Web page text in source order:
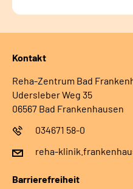
Kontakt
Reha-Zentrum Bad
Udersleber Weg 35
06567 Bad Frankenhausen
034671 58-0
reha-
Barrierefreiheit